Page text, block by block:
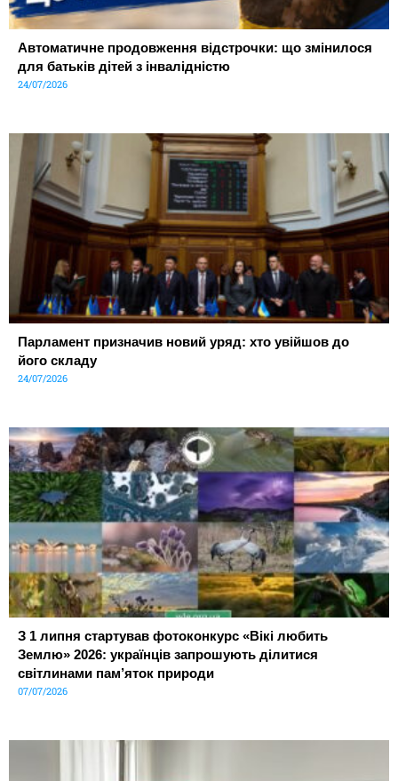
Автоматичне продовження відстрочки: що змінилося
для батьків дітей з інвалідністю
24/07/2026
Парламент призначив новий уряд: хто увійшов до
його складу
24/07/2026
З 1 липня стартував фотоконкурс «Вікі любить
Землю» 2026: українців запрошують ділитися
світлинами пам’яток природи
07/07/2026